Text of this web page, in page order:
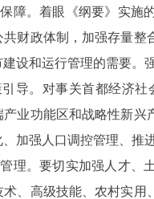
。着眼《纲要》实施的
财政体制，加强存量
设和运行管理的需要。
。对事关首都经济社
业功能区和战略性新
加强人口调控管理、推
。要切实加强人才、土
、高级技能、农村实